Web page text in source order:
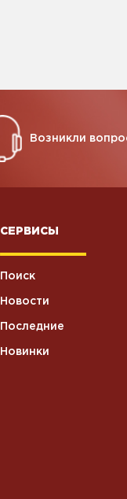
Возникли
СЕРВИСЫ
Поиск
Новости
Последние
Новинки